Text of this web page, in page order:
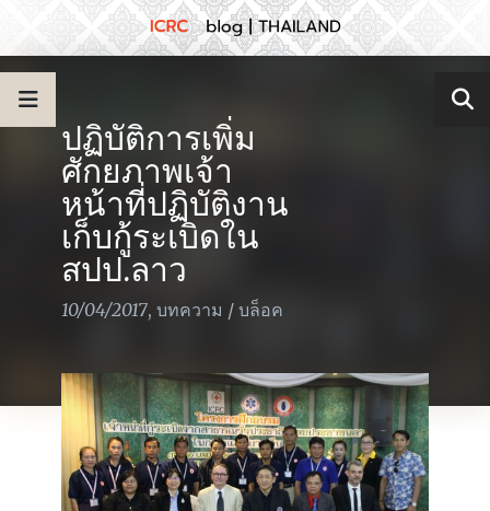
ปฏิบัติการเพิ่ม
ศักยภาพเจ้า
หน้าที่ปฏิบัติงาน
เก็บกู้ระเบิดใน
สปป.ลาว
10/04/2017, บทความ / บล็อค